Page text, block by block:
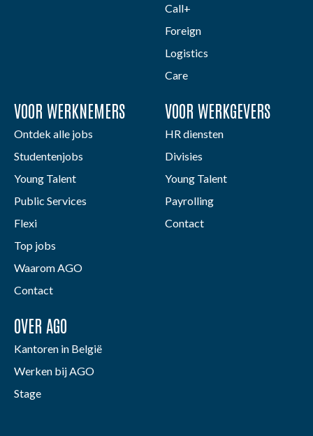
Call+
Foreign
Logistics
Care
VOOR WERKNEMERS
Ontdek alle jobs
Studentenjobs
Young Talent
Public Services
Flexi
Top jobs
Waarom AGO
Contact
VOOR WERKGEVERS
HR diensten
Divisies
Young Talent
Payrolling
Contact
OVER AGO
Kantoren in België
Werken bij AGO
Stage